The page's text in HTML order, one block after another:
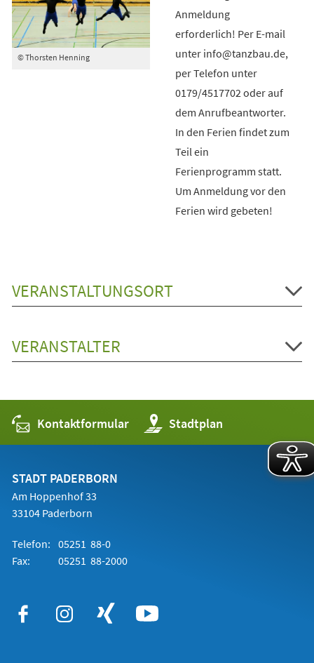
© Thorsten Henning
Anmeldung
erforderlich! Per E-mail
unter info@tanzbau.de,
per Telefon unter
0179/4517702 oder auf
dem Anrufbeantworter.
In den Ferien findet zum
Teil ein
Ferienprogramm statt.
Um Anmeldung vor den
Ferien wird gebeten!
VERANSTALTUNGSORT
VERANSTALTER
Kontaktformular Stadtplan
(Öffnet
in
einem
STADT PADERBORN
Am Hoppenhof 33
33104 Paderborn
Telefon: 05251 88-0
Fax:
05251 88-2000